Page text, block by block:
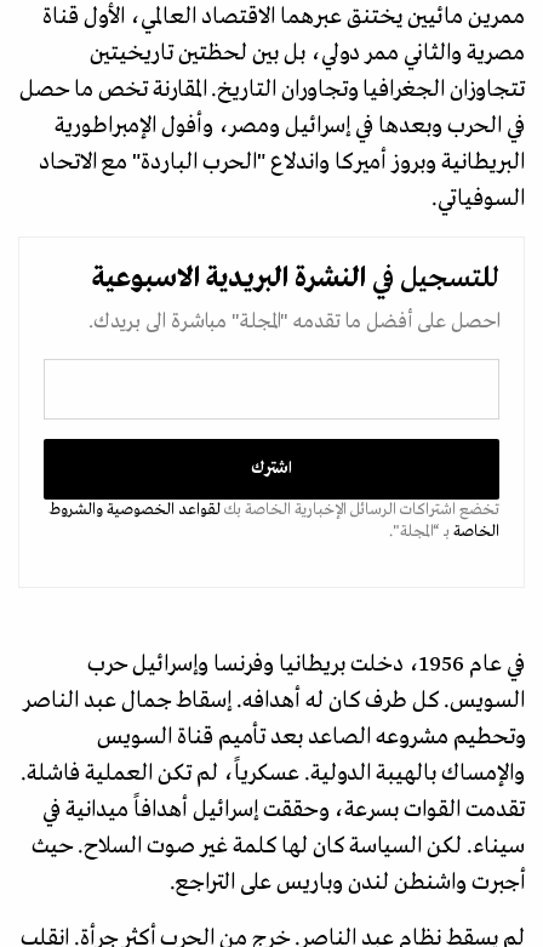
ممرين مائيين يختنق عبرهما الاقتصاد العالمي، الأول قناة
مصرية والثاني ممر دولي، بل بين لحظتين تاريخيتين
تتجاوزان الجغرافيا وتجاوران التاريخ. المقارنة تخص ما حصل
في الحرب وبعدها في إسرائيل ومصر، وأفول الإمبراطورية
البريطانية وبروز أميركا واندلاع "الحرب الباردة" مع الاتحاد
السوفياتي.
للتسجيل في النشرة البريدية الاسبوعية
احصل على أفضل ما تقدمه "المجلة" مباشرة الى بريدك.
تخضع اشتراكات الرسائل الإخبارية الخاصة بكلقواعد الخصوصيةوالشروط
الخاصة بـ “المجلة".
في عام 1956، دخلت بريطانيا وفرنسا وإسرائيل حرب
السويس. كل طرف كان له أهدافه. إسقاط جمال عبد الناصر
وتحطيم مشروعه الصاعد بعد تأميم قناة السويس
والإمساك بالهيبة الدولية. عسكرياً، لم تكن العملية فاشلة.
تقدمت القوات بسرعة، وحققت إسرائيل أهدافاً ميدانية في
سيناء. لكن السياسة كان لها كلمة غير صوت السلاح. حيث
أجبرت واشنطن لندن وباريس على التراجع.
لم يسقط نظام عبد الناصر. خرج من الحرب أكثر جرأة. انقلب